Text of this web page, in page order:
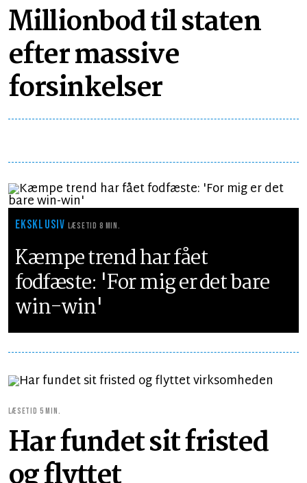
Millionbod til staten
efter massive
forsinkelser
EKSKLUSIVLÆSETID 8 MIN.
Kæmpe trend har fået
fodfæste: 'For mig er det bare
win-win'
LÆSETID 5 MIN.
Har fundet sit fristed